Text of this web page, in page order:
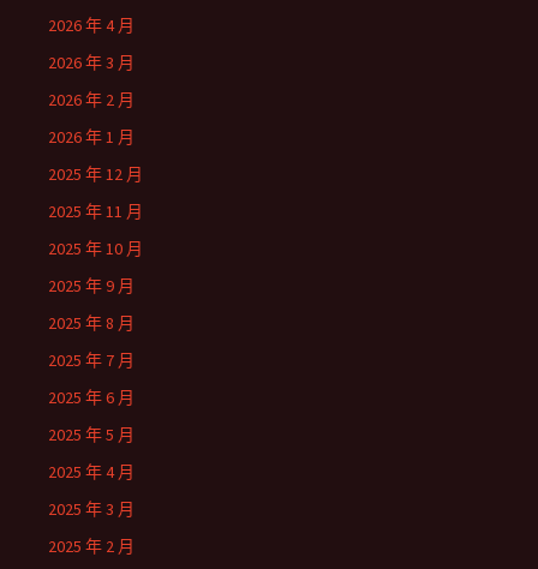
2026 年 4 月
2026 年 3 月
2026 年 2 月
2026 年 1 月
2025 年 12 月
2025 年 11 月
2025 年 10 月
2025 年 9 月
2025 年 8 月
2025 年 7 月
2025 年 6 月
2025 年 5 月
2025 年 4 月
2025 年 3 月
2025 年 2 月